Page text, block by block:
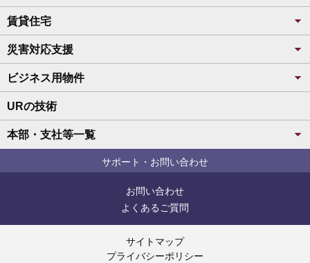
賃貸住宅
災害対応支援
ビジネス用物件
URの技術
本部・支社等一覧
サポート・お問い合わせ
お問い合わせ
よくあるご質問
サイトマップ
プライバシーポリシー